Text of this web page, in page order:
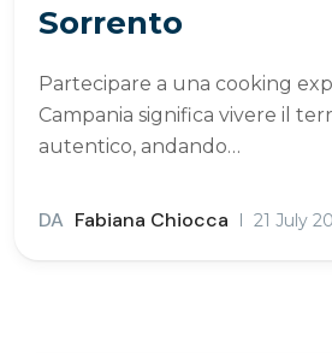
Sorrento
Partecipare a una cooking
Campania significa vivere il
autentico, andando…
DA Fabiana Chiocca 21 July